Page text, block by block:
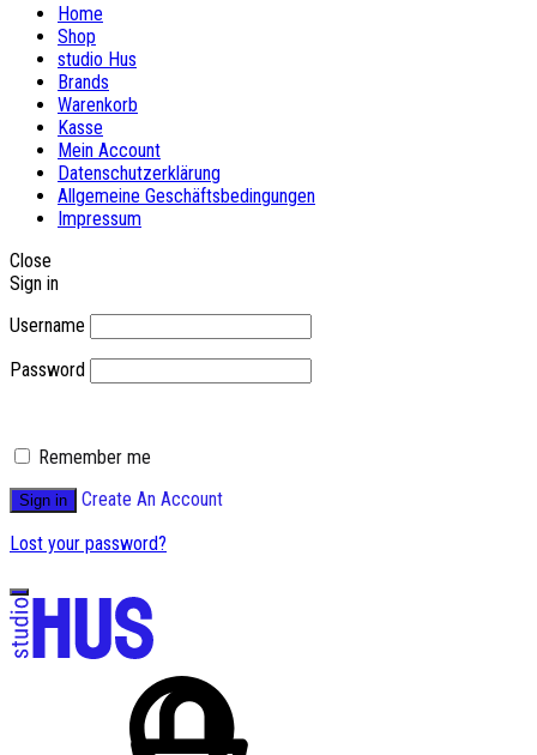
Home
Shop
studio Hus
Brands
Warenkorb
Kasse
Mein Account
Datenschutzerklärung
Allgemeine Geschäftsbedingungen
Impressum
Close
Sign in
Username
Password
Remember me
Sign in
Create An Account
Lost your password?